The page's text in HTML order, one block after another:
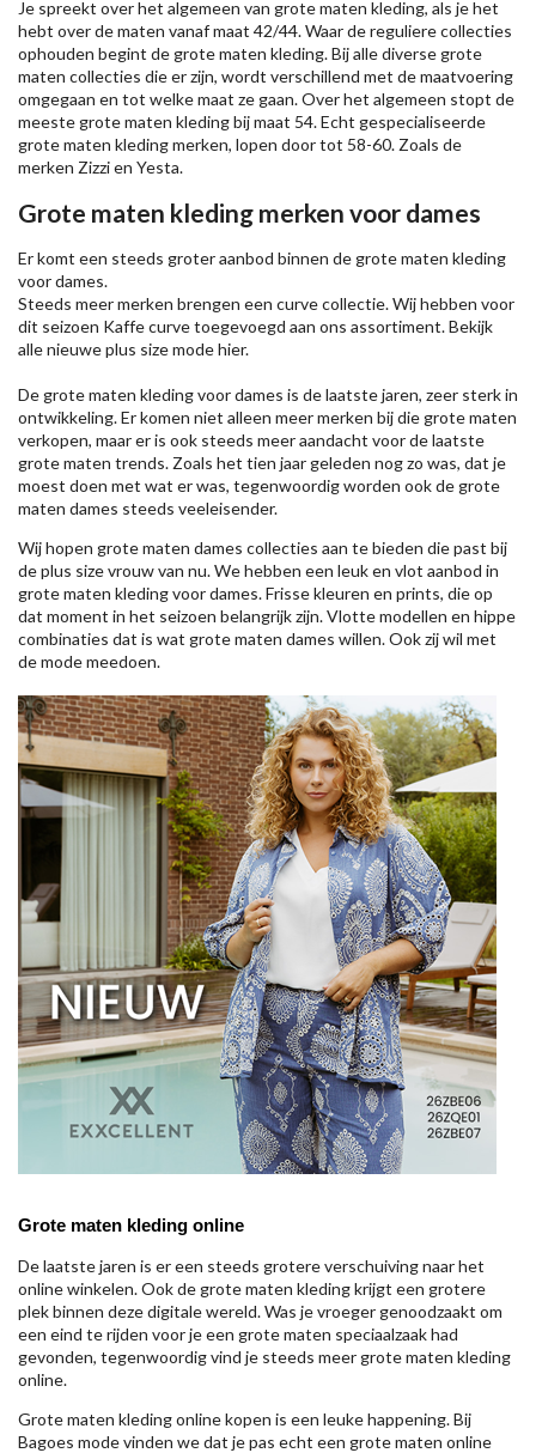
Je spreekt over het algemeen van grote maten kleding, als je het
hebt over de maten vanaf maat 42/44. Waar de reguliere collecties
ophouden begint de grote maten kleding. Bij alle diverse grote
maten collecties die er zijn, wordt verschillend met de maatvoering
omgegaan en tot welke maat ze gaan. Over het algemeen stopt de
meeste grote maten kleding bij maat 54. Echt gespecialiseerde
grote maten kleding merken, lopen door tot 58-60. Zoals de
merken Zizzien Yesta.
Grote maten kleding merken voor dames
Er komt een steeds groter aanbod binnen de grote maten kleding
voor dames.
Steeds meer merken brengen een curve collectie. Wij hebben voor
dit seizoen Kaffecurve toegevoegd aan ons assortiment. Bekijk
alle nieuweplus size modehier.
De grote maten kleding voor dames is de laatste jaren, zeer sterk in
ontwikkeling. Er komen niet alleen meer merken bij die grote maten
verkopen, maar er is ook steeds meer aandacht voor de laatste
grote maten trends. Zoals het tien jaar geleden nog zo was, dat je
moest doen met wat er was, tegenwoordig worden ook de grote
maten dames steeds veeleisender.
Wij hopen grote maten dames collecties aan te bieden die past bij
de plus size vrouw van nu. We hebben een leuk en vlot aanbod in
grote maten kleding voor dames. Frisse kleuren en prints, die op
dat moment in het seizoen belangrijk zijn. Vlotte modellen en hippe
combinaties dat is wat grote maten dames willen. Ook zij wil met
de mode meedoen.
Grote maten kleding online
De laatste jaren is er een steeds grotere verschuiving naar het
online winkelen. Ook de grote maten kleding krijgt een grotere
plek binnen deze digitale wereld. Was je vroeger genoodzaakt om
een eind te rijden voor je een grote maten speciaalzaak had
gevonden, tegenwoordig vind je steeds meer grote maten kleding
online.
Grote maten kleding online kopen is een leuke happening. Bij
Bagoes mode vinden we dat je pas echt een grote maten online